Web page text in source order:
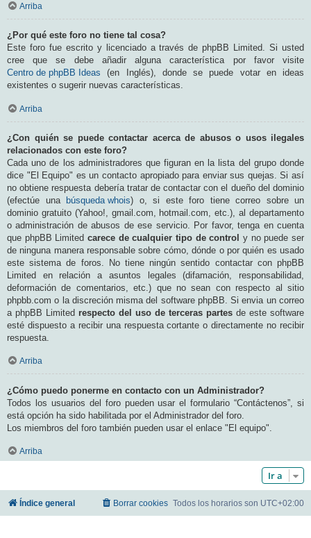
Arriba
¿Por qué este foro no tiene tal cosa?
Este foro fue escrito y licenciado a través de phpBB Limited. Si usted
cree que se debe añadir alguna característica por favor visite
Centro de phpBB Ideas (en Inglés), donde se puede votar en ideas
existentes o sugerir nuevas características.
Arriba
¿Con quién se puede contactar acerca de abusos o usos ilegales
relacionados con este foro?
Cada uno de los administradores que figuran en la lista del grupo donde
dice "El Equipo" es un contacto apropiado para enviar sus quejas. Si así
no obtiene respuesta debería tratar de contactar con el dueño del dominio
(efectúe una
búsqueda whois) o, si este foro tiene correo sobre un
dominio gratuito (Yahoo!, gmail.com, hotmail.com, etc.), al departamento
o administración de abusos de ese servicio. Por favor, tenga en cuenta
que phpBB Limited carece de cualquier tipo de control y no puede ser
de ninguna manera responsable sobre cómo, dónde o por quién es usado
este sistema de foros. No tiene ningún sentido contactar con phpBB
Limited en relación a asuntos legales (difamación, responsabilidad,
deformación de comentarios, etc.) que no sean con respecto al sitio
phpbb.com o la discreción misma del software phpBB. Si envia un correo
a phpBB Limited respecto del uso de terceras partes de este software
esté dispuesto a recibir una respuesta cortante o directamente no recibir
respuesta.
Arriba
¿Cómo puedo ponerme en contacto con un Administrador?
Todos los usuarios del foro pueden usar el formulario “Contáctenos”, si
está opción ha sido habilitada por el Administrador del foro.
Los miembros del foro también pueden usar el enlace "El equipo".
Arriba
Ir a
Índice general Todos los horarios son UTC+02:00
Borrar cookies